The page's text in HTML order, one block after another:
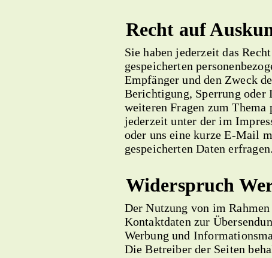
Recht auf
Sie haben jederzeit das
gespeicherten
Empfänger und den Zweck
Berichtigung, Sperrung oder
weiteren Fragen zum Thema
jederzeit unter der im
oder uns eine kurze E-Mail
gespeicherten Daten erfragen.
Widerspruch
Der Nutzung von im
Kontaktdaten zur
Werbung und
Die Betreiber der Seiten